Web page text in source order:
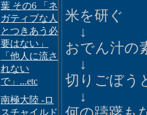
葉 その6 「ネ
ガティブな人
とつきあう必
要はない」
「他人に流さ
れない
で」...etc
南極大陸 -ロ
スチャイルド
米を研ぐ
↓
おでん汁の
↓
切りごぼう
↓